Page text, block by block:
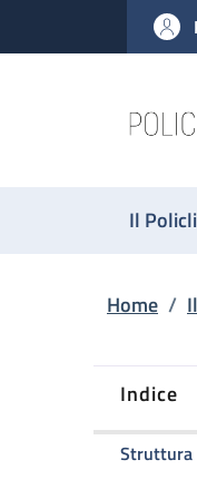
al contenuto
to footer content
Il
Home /
Indice
Struttura